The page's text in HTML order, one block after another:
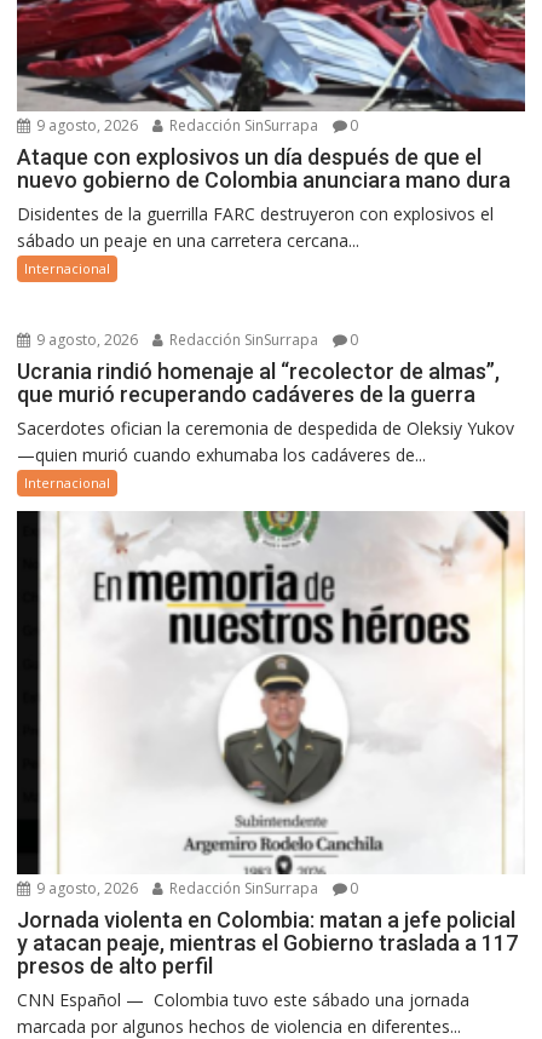
9 agosto, 2026 Redacción SinSurrapa 0
Ataque con explosivos un día después de que el
nuevo gobierno de Colombia anunciara mano dura
Disidentes de la guerrilla FARC destruyeron con explosivos el
sábado un peaje en una carretera cercana...
Internacional
9 agosto, 2026 Redacción SinSurrapa 0
Ucrania rindió homenaje al “recolector de almas”,
que murió recuperando cadáveres de la guerra
Sacerdotes ofician la ceremonia de despedida de Oleksiy Yukov
—quien murió cuando exhumaba los cadáveres de...
Internacional
9 agosto, 2026 Redacción SinSurrapa 0
Jornada violenta en Colombia: matan a jefe policial
y atacan peaje, mientras el Gobierno traslada a 117
presos de alto perfil
CNN Español — Colombia tuvo este sábado una jornada
marcada por algunos hechos de violencia en diferentes...